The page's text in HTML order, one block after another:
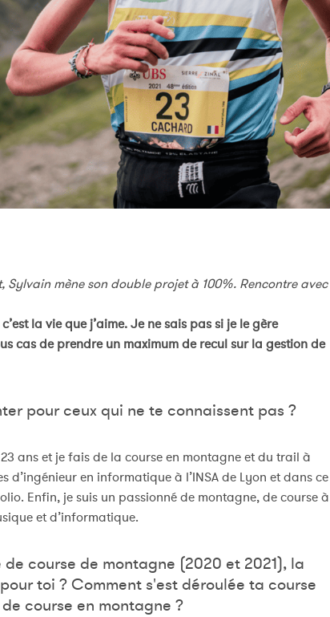
mène son double projet à 100%. Rencontre avec
la vie que j’aime. Je ne sais pas si je le gère
cas de prendre un maximum de recul sur la gestion de
pour ceux qui ne te connaissent pas ?
ans et je fais de la course en montagne et du trail à
d’ingénieur en informatique à l’INSA de Lyon et dans ce
Enfin, je suis un passionné de montagne, de course à
et d’informatique.
course de montagne (2020 et 2021), la
toi ? Comment s'est déroulée ta course
course en montagne ?